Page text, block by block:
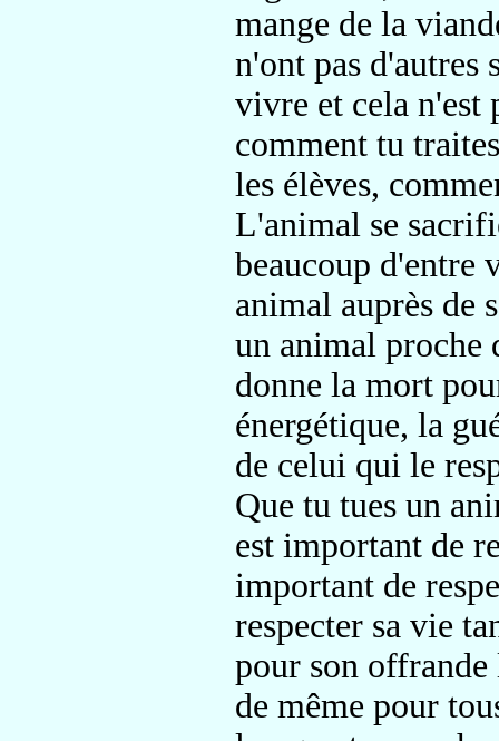
mange de la
n'ont pas d'autres
vivre et cela n'est
comment tu
les élèves,
L'animal se
beaucoup d'entre
animal auprès de
un animal proche
donne la mort
énergétique, la
de celui qui le
Que tu tues un
est important de
important de
respecter sa vie
pour son
de même pour